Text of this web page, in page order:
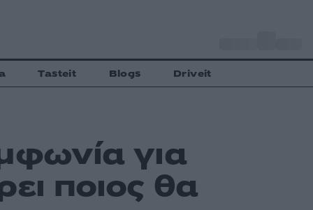
Tasteit Blogs Driveit
για
ποιος θα